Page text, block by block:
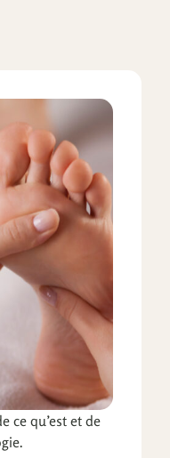
ce qu’est et de